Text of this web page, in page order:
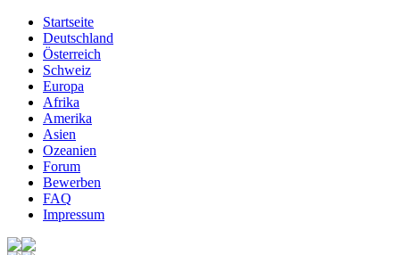
Startseite
Deutschland
Österreich
Schweiz
Europa
Afrika
Amerika
Asien
Ozeanien
Forum
Bewerben
FAQ
Impressum